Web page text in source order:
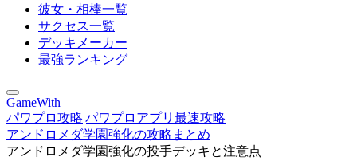
彼女・相棒一覧
サクセス一覧
デッキメーカー
最強ランキング
GameWith
パワプロ攻略|パワプロアプリ最速攻略
アンドロメダ学園強化の攻略まとめ
アンドロメダ学園強化の投手デッキと注意点